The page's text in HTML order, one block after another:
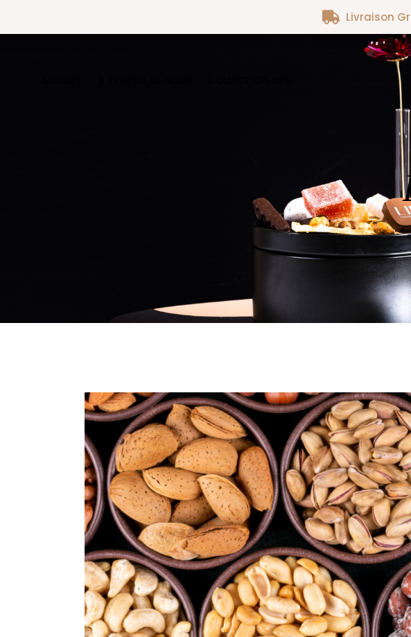
Livraison